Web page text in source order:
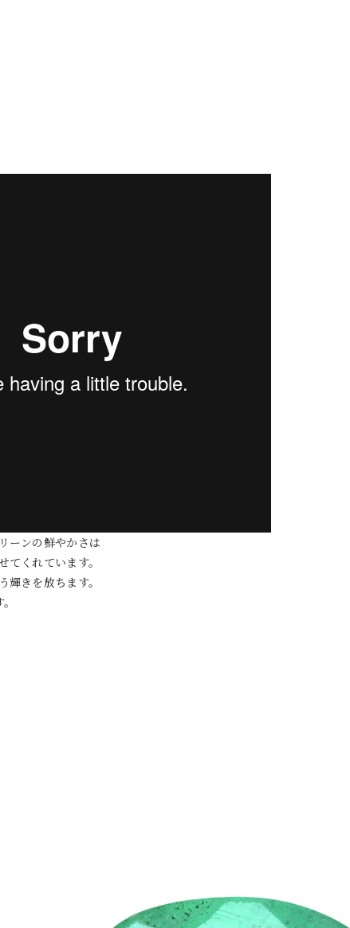
ーンの鮮やかさは
てくれています。
輝きを放ちます。